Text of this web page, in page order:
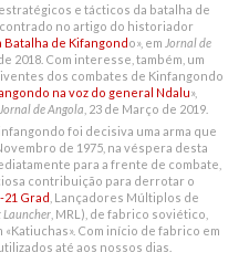
e tácticos da batalha de
no artigo do historiador
Batalha de Kifangondo», em Jornal de
2018. Com interesse, também, um
dos combates de Kinfangondo
na voz do general Ndalu»,
Jornal de Angola , 23 de Março de 2019.
foi decisiva uma arma que
de 1975, na véspera desta
para a frente de combate,
contribuição para derrotar o
21 Grad , Lançadores Múltiplos de
, MRL), de fabrico soviético,
Com início de fabrico em
até aos nossos dias.